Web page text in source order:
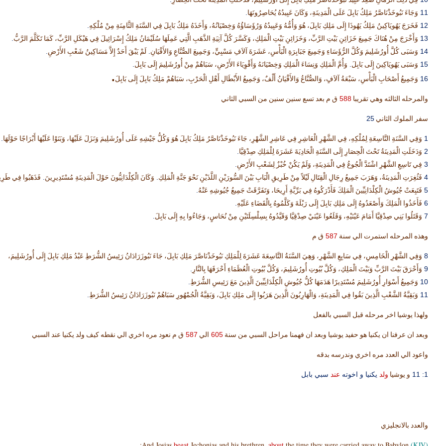
11 وَجَاءَ نَبُوخَذْنَاصَّرُ مَلِكُ بَابِلَ عَلَى الْمَدِينَةِ، وَكَانَ عَبِيدُهُ يُحَاصِرُونَهَا
12 فَخَرَجَ يَهُويَاكِينُ مَلِكُ يَهُوذَا إِلَى مَلِكِ بَابِلَ، هُوَ وَأُمُّهُ وَعَبِيدُهُ وَرُؤَسَاؤُهُ وَخِصْيَانُهُ، وَأَخَذَهُ مَلِكُ بَابِلَ فِي السَّنَةِ الثَّامِنَةِ مِنْ مُلْكِهِ
13 وَأَخْرَجَ مِنْ هُنَاكَ جَمِيعَ خَزَائِنِ بَيْتِ الرَّبِّ، وَخَزَائِنِ بَيْتِ الْمَلِكِ، وَكَسَّرَ كُلَّ آنِيَةِ الذَّهَبِ الَّتِي عَمِلَهَا سُلَيْمَانُ مَلِكُ إِسْرَائِيلَ فِي هَيْكَلِ الرَّبِّ، كَمَا تَكَلَّمَ الرَّبُّ
14 وَسَبَى كُلَّ أُورُشَلِيمَ وَكُلَّ الرُّؤَسَاءِ وَجَمِيعَ جَبَابِرَةِ الْبَأْسِ، عَشَرَةَ آلاَفِ مَسْبِيٍّ، وَجَمِيعَ الصُّنَّاعِ وَالأَقْيَانِ لَمْ يَبْقَ أَحَدٌ إِلاَّ مَسَاكِينُ شَعْبِ الأَرْضِ
15 وَسَبَى يَهُويَاكِينَ إِلَى بَابِلَ وَأُمَّ الْمَلِكِ وَنِسَاءَ الْمَلِكِ وَخِصْيَانَهُ وَأَقْوِيَاءَ الأَرْضِ، سَبَاهُمْ مِنْ أُورُشَلِيمَ إِلَى بَابِلَ
16 وَجَمِيعُ أَصْحَابِ الْبَأْسِ، سَبْعَةُ آلاَفٍ، وَالصُّنَّاعُ وَالأَقْيَانُ أَلْفٌ، وَجَمِيعُ الأَبْطَالِ أَهْلِ الْحَرْبِ، سَبَاهُمْ مَلِكُ بَابِلَ إِلَى بَابِلَ .
والمرحله الثالثه وهي تقريبا 588 ق م بعد تسع سنين سنين من السبي الثاني
سفر الملوك الثاني 25
1 وَفِي السَّنَةِ التَّاسِعَةِ لِمُلْكِهِ، فِي الشَّهْرِ الْعَاشِرِ فِي عَاشِرِ الشَّهْرِ، جَاءَ نَبُوخَذْنَاصَّرُ مَلِكُ بَابِلَ هُوَ وَكُلُّ جَيْشِهِ عَلَى أُورُشَلِيمَ وَنَزَلَ عَلَيْهَا، وَبَنَوْا عَلَيْهَا أَبْرَاجًا حَوْلَهَا
2 وَدَخَلَتِ الْمَدِينَةُ تَحْتَ الْحِصَارِ إِلَى السَّنَةِ الْحَادِيَةَ عَشَرَةَ لِلْمَلِكِ صِدْقِيَّا
3 فِي تَاسِعِ الشَّهْرِ اشْتَدَّ الْجُوعُ فِي الْمَدِينَةِ، وَلَمْ يَكُنْ خُبْزٌ لِشَعْبِ الأَرْضِ
4 فَثُغِرَتِ الْمَدِينَةُ، وَهَرَبَ جَمِيعُ رِجَالِ الْقِتَالِ لَيْلاً مِنْ طَرِيقِ الْبَابِ بَيْنَ السُّورَيْنِ اللَّذَيْنِ نَحْوَ جَنَّةِ الْمَلِكِ وَكَانَ الْكِلْدَانِيُّونَ حَوْلَ الْمَدِينَةِ مُسْتَدِيرِينَ فَذَهَبُوا فِي
5 فَتَبِعَتْ جُيُوشُ الْكِلْدَانِيِّينَ الْمَلِكَ فَأَدْرَكُوهُ فِي بَرِّيَّةِ أَرِيحَا، وَتَفَرَّقَتْ جَمِيعُ جُيُوشِهِ عَنْهُ
6 فَأَخَذُوا الْمَلِكَ وَأَصْعَدُوهُ إِلَى مَلِكِ بَابِلَ إِلَى رَبْلَةَ وَكَلَّمُوهُ بِالْقَضَاءِ عَلَيْهِ
7 وَقَتَلُوا بَنِي صِدْقِيَّا أَمَامَ عَيْنَيْهِ، وَقَلَعُوا عَيْنَيْ صِدْقِيَّا وَقَيَّدُوهُ بِسِلْسِلَتَيْنِ مِنْ نُحَاسٍ، وَجَاءُوا بِهِ إِلَى بَابِلَ
وهذه المرحله استمرت الي سنة 587 ق م
8 وَفِي الشَّهْرِ الْخَامِسِ، فِي سَابِعِ الشَّهْرِ، وَهِيَ السَّنَةُ التَّاسِعَةَ عَشَرَةَ لِلْمَلِكِ نَبُوخَذْنَاصَّرَ مَلِكِ بَابِلَ، جَاءَ نَبُوزَرَادَانُ رَئِيسُ الشُّرَطِ عَبْدُ مَلِكِ بَابِلَ إِلَى أُورُشَلِيمَ،
9 وَأَحْرَقَ بَيْتَ الرَّبِّ وَبَيْتَ الْمَلِكِ، وَكُلَّ بُيُوتِ أُورُشَلِيمَ، وَكُلَّ بُيُوتِ الْعُظَمَاءِ أَحْرَقَهَا بِالنَّارِ
10 وَجَمِيعُ أَسْوَارِ أُورُشَلِيمَ مُسْتَدِيرًا هَدَمَهَا كُلُّ جُيُوشِ الْكِلْدَانِيِّينَ الَّذِينَ مَعَ رَئِيسِ الشُّرَطِ
11 وَبَقِيَّةُ الشَّعْبِ الَّذِينَ بَقُوا فِي الْمَدِينَةِ، وَالْهَارِبُونَ الَّذِينَ هَرَبُوا إِلَى مَلِكِ بَابِلَ، وَبَقِيَّةُ الْجُمْهُورِ سَبَاهُمْ نَبُوزَرَادَانُ رَئِيسُ الشُّرَطِ
ولهذا يوشيا اخر مرحله قبل السبي بالفعل
وبعد ان عرفنا ان يكنيا هو حفيد يوشيا وبعد ان فهمنا مراحل السبي من سنة 605 الي 587 ق م نعود مره اخري الي نقطه كيف ولد يكنيا عند السبي
واعود الي العدد مره اخري وندرسه بدقه
1: 11 و يوشيا ولد يكنيا و اخوته عند سبي بابل
والعدد بالانجليزي